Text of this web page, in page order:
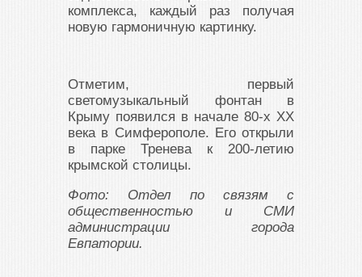
комплекса, каждый раз получая
новую гармоничную картинку.
Отметим, первый
светомузыкальный фонтан в
Крыму появился в начале 80-х ХХ
века в Симферополе. Его открыли
в парке Тренева к 200-летию
крымской столицы.
Фото: Отдел по связям с
общественностью и СМИ
администрации города
Евпатории.